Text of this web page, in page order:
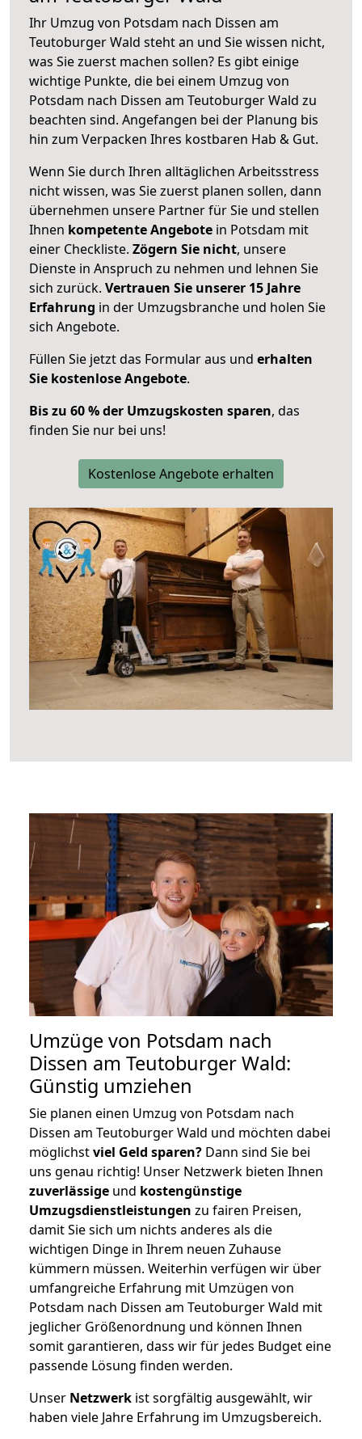
Ihr Umzug von Potsdam nach Dissen am
Teutoburger Wald steht an und Sie wissen nicht,
was Sie zuerst machen sollen? Es gibt einige
wichtige Punkte, die bei einem Umzug von
Potsdam nach Dissen am Teutoburger Wald zu
beachten sind. Angefangen bei der Planung bis
hin zum Verpacken Ihres kostbaren Hab & Gut.
Wenn Sie durch Ihren alltäglichen Arbeitsstress
nicht wissen, was Sie zuerst planen sollen, dann
übernehmen unsere Partner für Sie und stellen
Ihnen kompetente Angebote in Potsdam mit
einer Checkliste. Zögern Sie nicht, unsere
Dienste in Anspruch zu nehmen und lehnen Sie
sich zurück. Vertrauen Sie unserer 15 Jahre
Erfahrung in der Umzugsbranche und holen Sie
sich Angebote.
Füllen Sie jetzt das Formular aus und erhalten
Sie kostenlose Angebote.
Bis zu 60 % der Umzugskosten sparen, das
finden Sie nur bei uns!
Kostenlose Angebote erhalten
Umzüge von Potsdam nach
Dissen am Teutoburger Wald:
Günstig umziehen
Sie planen einen Umzug von Potsdam nach
Dissen am Teutoburger Wald und möchten dabei
möglichstviel Geld sparen? Dann sind Sie bei
uns genau richtig! Unser Netzwerk bieten Ihnen
zuverlässige und kostengünstige
Umzugsdienstleistungen zu fairen Preisen,
damit Sie sich um nichts anderes als die
wichtigen Dinge in Ihrem neuen Zuhause
kümmern müssen. Weiterhin verfügen wir über
umfangreiche Erfahrung mit Umzügen von
Potsdam nach Dissen am Teutoburger Wald mit
jeglicher Größenordnung und können Ihnen
somit garantieren, dass wir für jedes Budget eine
passende Lösung finden werden.
Unser Netzwerk ist sorgfältig ausgewählt, wir
haben viele Jahre Erfahrung im Umzugsbereich.